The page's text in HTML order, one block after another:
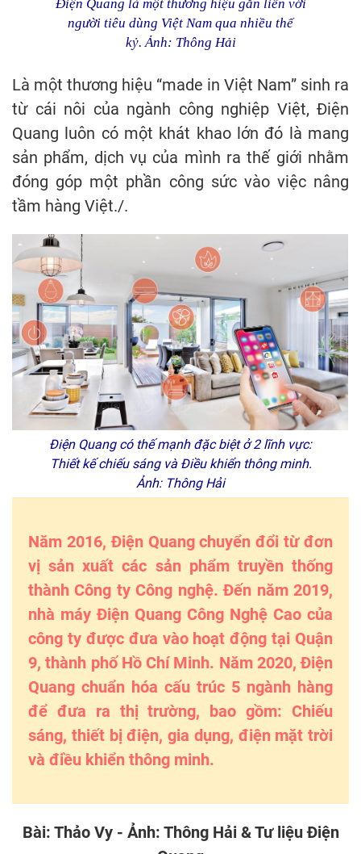
Điện Quang là một thương hiệu gắn liền với
người tiêu dùng Việt Nam qua nhiều thế
kỷ. Ảnh: Thông Hải
Là một thương hiệu “made in Việt Nam” sinh ra
từ cái nôi của ngành công nghiệp Việt, Điện
Quang luôn có một khát khao lớn đó là mang
sản phẩm, dịch vụ của mình ra thế giới nhằm
đóng góp một phần công sức vào việc nâng
tầm hàng Việt./.
Điện Quang có thế mạnh đặc biệt ở 2 lĩnh vực:
Thiết kế chiếu sáng và Điều khiển thông minh.
Ảnh: Thông Hải
Năm 2016, Điện Quang chuyển đổi từ đơn
vị sản xuất các sản phẩm truyền thống
thành Công ty Công nghệ. Đến năm 2019,
nhà máy Điện Quang Công Nghệ Cao của
công ty được đưa vào hoạt động tại Quận
9, thành phố Hồ Chí Minh. Năm 2020, Điện
Quang chuẩn hóa cấu trúc 5 ngành hàng
để đưa ra thị trường, bao gồm: Chiếu
sáng, thiết bị điện, gia dụng, điện mặt trời
và điều khiển thông minh.
Bài: Thảo Vy - Ảnh: Thông Hải & Tư liệu Điện